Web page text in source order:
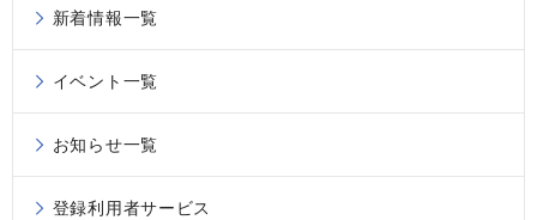
新着情報一覧
イベント一覧
お知らせ一覧
登録利用者サービス